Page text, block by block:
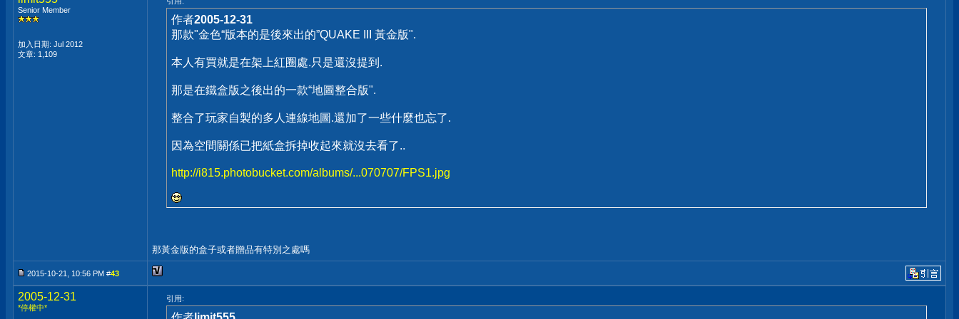
Senior Member
加入日期: Jul 2012
文章: 1,109
作者2005-12-31
那款"金色“版本的是後來出的”QUAKE III 黃金版".
本人有買就是在架上紅圈處.只是還沒提到.
那是在鐵盒版之後出的一款“地圖整合版".
整合了玩家自製的多人連線地圖.還加了一些什麼也忘了.
因為空間關係已把紙盒拆掉收起來就沒去看了..
http://i815.photobucket.com/albums/...070707/FPS1.jpg
那黃金版的盒子或者贈品有特別之處嗎
2015-10-21, 10:56 PM #43
2005-12-31
*停權中*
引用: